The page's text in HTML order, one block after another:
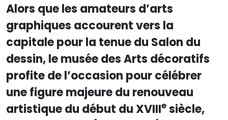
Alors que les amateurs d’arts
graphiques accourent vers la
capitale pour la tenue du Salon du
dessin, le musée des Arts décoratifs
profite de l’occasion pour célébrer
une figure majeure du renouveau
artistique du début du XVIIIe siècle,